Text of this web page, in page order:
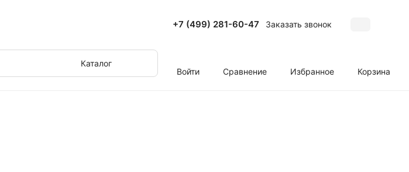
+7 (499) 281-60-47 Заказать звонок
Каталог
Войти
Сравнение Избранное Корзина